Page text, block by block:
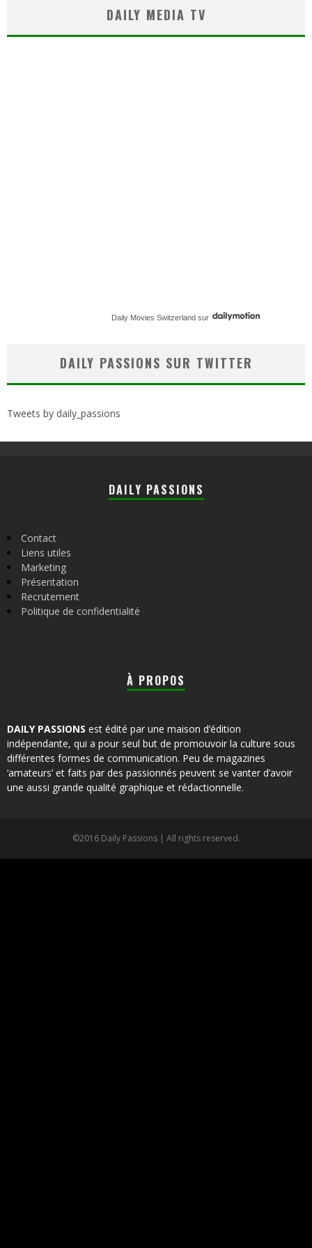
DAILY MEDIA TV
Daily Movies Switzerland sur
DAILY PASSIONS SUR TWITTER
Tweets by daily_passions
DAILY PASSIONS
Contact
Liens utiles
Marketing
Présentation
Recrutement
Politique de confidentialité
À PROPOS
DAILY PASSIONS est édité par une maison d’édition
indépendante, qui a pour seul but de promouvoir la culture sous
différentes formes de communication. Peu de magazines
‘amateurs’ et faits par des passionnés peuvent se vanter d’avoir
une aussi grande qualité graphique et rédactionnelle.
©2016 Daily Passions | All rights reserved.